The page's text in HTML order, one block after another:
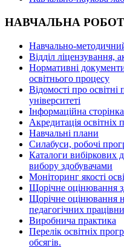
НАВЧАЛЬНА
Навчально-
Відділ ліцензування,
Нормативні документи
освітнього процесу
Відомості про освітні
університеті
Інформаційна
Акредитація освітніх
Навчальні плани
Силабуси, робочі
Каталоги вибіркових
вибору здобувачами
Моніторинг якості
Щорічне оцінювання
Щорічне оцінювання
педагогічних
Виробнича практика
Перелік освітніх
oбсягів.